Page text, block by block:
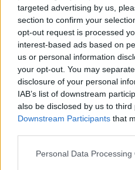
targeted advertising by us,
section to confirm your
opt-out request is processed
interest-based ads based on
us or personal information
your opt-out. You may
disclosure of your personal
IAB’s list of downstream
also be disclosed by us to third
Downstream Participants that
Personal Data Processing
Kategorien
.News
E-Sport
E3 | GamesCom | Events |
Gadgets
Gadgets | Zubehör | Technik